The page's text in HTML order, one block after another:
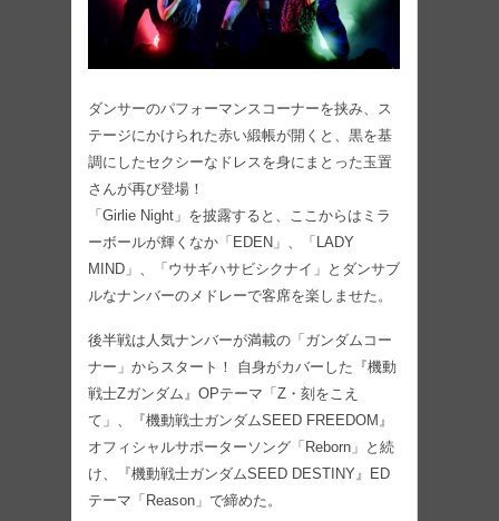
ダンサーのパフォーマンスコーナーを挟み、ス
テージにかけられた赤い緞帳が開くと、黒を基
調にしたセクシーなドレスを身にまとった玉置
さんが再び登場！
「Girlie Night」を披露すると、ここからはミラ
ーボールが輝くなか「EDEN」、「LADY
MIND」、「ウサギハサビシクナイ」とダンサブ
ルなナンバーのメドレーで客席を楽しませた。
後半戦は人気ナンバーが満載の「ガンダムコー
ナー」からスタート！ 自身がカバーした『機動
戦士Zガンダム』OPテーマ「Z・刻をこえ
て」、『機動戦士ガンダムSEED FREEDOM』
オフィシャルサポーターソング「Reborn」と続
け、『機動戦士ガンダムSEED DESTINY』ED
テーマ「Reason」で締めた。